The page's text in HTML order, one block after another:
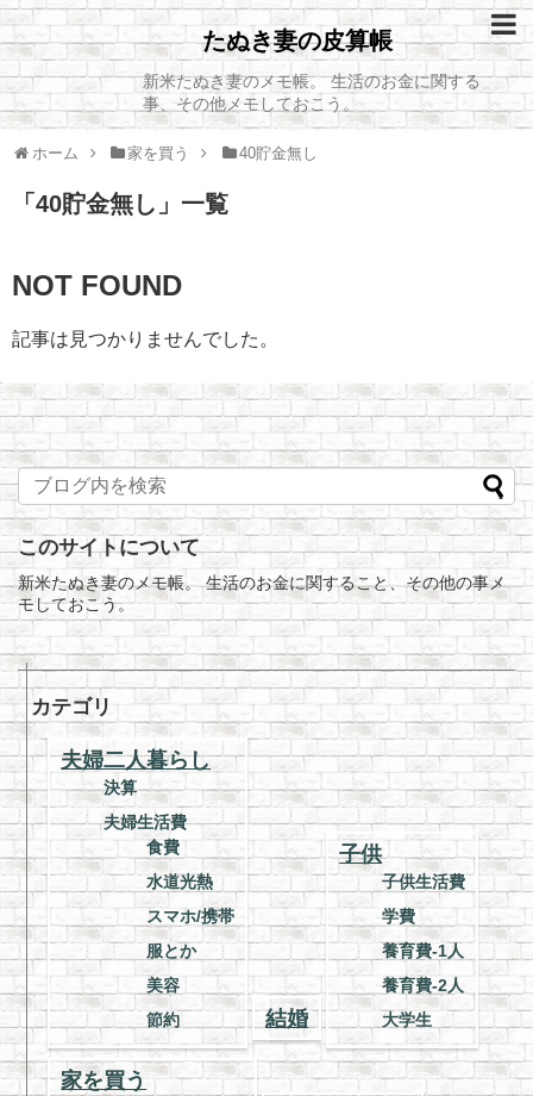
たぬき妻の皮算帳
新米たぬき妻のメモ帳。 生活のお金に関する
事、その他メモしておこう。
ホーム 家を買う 40貯金無し
「 40貯金無し 」 一覧
NOT FOUND
記事は見つかりませんでした。
このサイトについて
新米たぬき妻のメモ帳。 生活のお金に関すること、その他の事メ
モしておこう。
カテゴリ
夫婦二人暮らし
決算
夫婦生活費
食費
水道光熱
スマホ/携帯
服とか
美容
節約
結婚
子供
子供生活費
学費
養育費-1人
養育費-2人
大学生
家を買う